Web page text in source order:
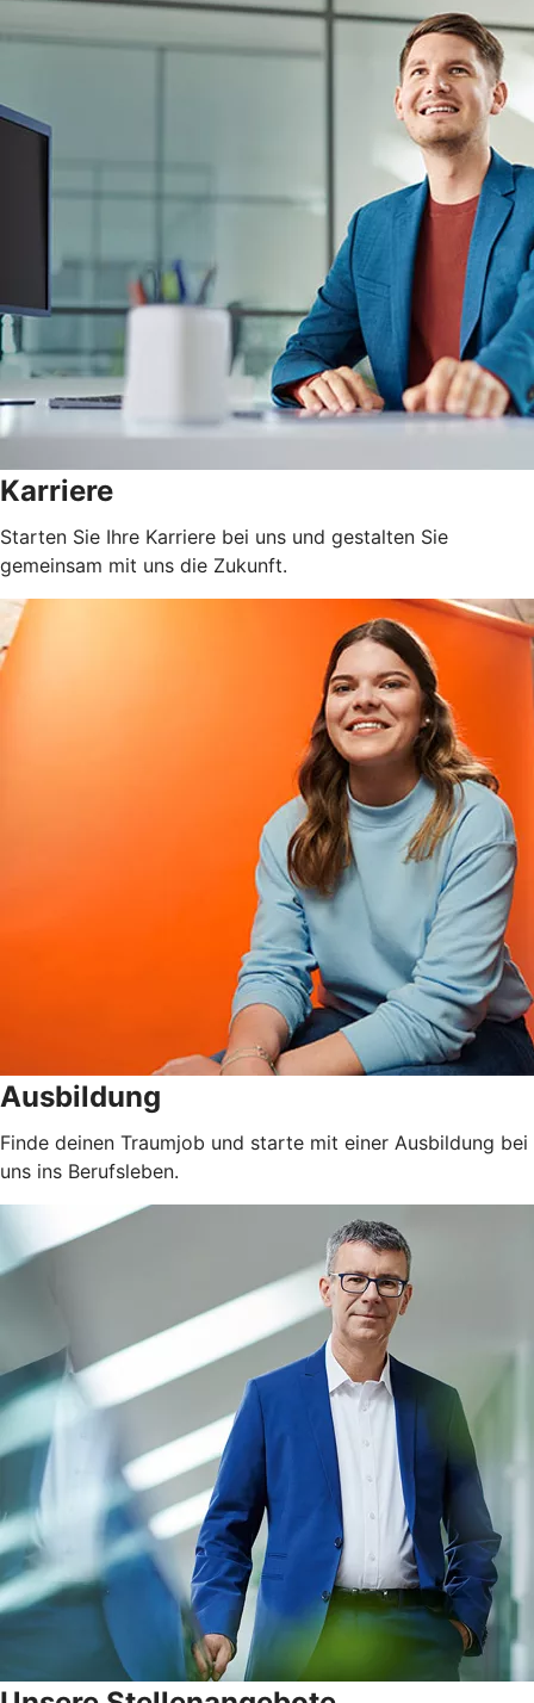
Karriere
Starten Sie Ihre Karriere bei uns und gestalten Sie
gemeinsam mit uns die Zukunft.
Ausbildung
Finde deinen Traumjob und starte mit einer Ausbildung bei
uns ins Berufsleben.